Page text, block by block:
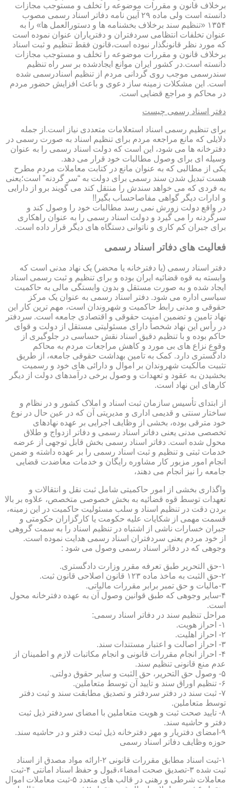
برخلاف قانون و مقررات موضوعه را تخلف و مستوجب مجازات
دانسته است ولی ماده ۲۹ آیین نامه دفاتر اسناد رسمی مصوب
۱۳۵۴ «تنظیم سند برخلاف بخشنامه ها و دستورالعمل ها» را به
عنوان تخلفات انتظامی سردفتران و دفتریاران عنوان نموده است
که مورد نظر قانونگذار نبوده است،قانون فقط تنظیم و ثبت اسناد
برخلاف قانون و مقررات موضوعه را تخلف و مستوجب مجازات
دانسته است.در کشور ایران موانع ایجادشده بر سر راه تنظیم
سندرسمی موجب روی گردانی مردم از تنظیم اسنادرسمی شده
است. این مشکلات زمینه ساز دعوی و باعث افزایش حضور مردم
در محاکم و مراجع قضایی است.
دفتر اسناد رسمی چیست
برای تنظیم رسمی اسناد استعلامات متعددی نیاز است.از جمله
دلایلی که مانع مراجعه مردم برای تنظیم اسناد به صورت رسمی در
دفترخانه ها می شود، این است که دولت اسناد رسمی را به عنوان
وسیله ای برای وصول مطالبات خود قرار می دهد.
یکی از مطالبی که به عنوان مانع در کتابت معاملات مردم مطرح
هست تبدیل شدن سند رسمی برای دولت به “سر گردنه” است؛یعنی
به فردی که می خواهد سندش را منتقل کند می گویند برو از دارایی
و ادارات دیگر گواهی مفاصاحساب بگیر!!
در واقع دولت زورش نمی رسد مطالبات خود را وصول کند و
سرگردنه را می گیرد و دولت اسناد رسمی را به عنوان راهکاری
برای جبران کم کاری و ناتوانی دستگاه های دیگر قرار داده است.
فعالیت های دفاتر اسناد رسمی
دفتر اسناد رسمی (یا دفترخانه یا محضر) یک نهاد مدنی است که
وابسته به قوه قضائیه ایران بوده و برای تنظیم و ثبت رسمی اسناد
ایجاد شده و به صورت مستقل و بدون وابستگی مالی به حاکمیت
سیاسی اداره می شود. دفتر اسناد رسمی به عنوان یک مرکز
حقوقی و مدنی رابط حاکمیت و شهروندان است، مهم ترین کار این
نهاد تامین و تضمین امنیت حقوقی و اقتصادی جامعه است. سردفتر
در رأس این نهاد شخصاً دارای مسئولیتی مستقل از دولت و قوای
حاکم بوده و با تنظیم دقیق اسناد نقش حساسی در جلوگیری از
وقوع نزاع های بی مورد و کاهش مراجعات مردم به محاکم
دادگستری دارد. کمک به تامین بهداشت حقوقی جامعه، از طریق
تثبیت مالکیت شهروندان بر اموال و دارائی های خود و رسمیت
بخشیدن به عقود و تعهدات و وصول برخی درآمدهای دولت از دیگر
کارهای این نهاد است.
از ابتدای تأسیس سازمان ثبت اسناد و املاک کشور و در نظام و
ساختار سنتی و قدیمی اداری و مدیریتی آن که در عین حال در نوع
خود مترقی بوده، بخشی از وظایف اجرایی بر عهده نهادهای
تخصصی مدنی یعنی دفاتر اسناد رسمی و دفاتر ازدواج و طلاق
محول شده است. دفاتر اسناد رسمی بخش قابل توجهی از عرضه
خدمات ثبتی و تنظیم و ثبت اسناد رسمی را بر عهده داشته و ضمن
انجام امور مزبور کار مشاوره رایگان و خدمات معاضدت قضایی
جامعه را نیز انجام می دهند،
واگذاری بخشی از امور حاکمیتی شامل ثبت نقل و انتقالات و
تعهدات توسط قوه قضائیه به بخش خصوصی متخصص، علاوه بر بالا
بردن دقت در تنظیم اسناد و سلب مسئولیت حاکمیت در این زمینه،
قسمت مهمی از شکایات علیه حکومت یا کارگزاران حکومتی و
جبران خسارات ناشی از اشتباه در تنظیم اسناد را به سمت گروهی
از خود مردم یعنی سردفتران اسناد رسمی هدایت نموده است.
وجوهی که در دفاتر اسناد رسمی وصول می شود :
۱-حق التحریر طبق تعرفه مقرر وزارت دادگستری.
۲-حق الثبت به ماخذ ماده ۱۲۳ قانون اصلاحی قانون ثبت.
۳-مالیات و حق تمبر برابر مقررات مالیاتی.
۴-سایر وجوهی که طبق قوانین وصول آن به عهده دفترخانه محول
است.
مراحل تنظیم سند در دفاتر اسناد رسمی:
۱- احراز هویت.
۲- احراز اهلیت.
۳- احراز اصالت و اعتبار مستندات سند.
۴- احراز انجام مقررات قانونی و انجام مکاتبات لازم و اطمینان از
عدم منع قانونی تنظیم سند.
۵- وصول حق التحریر، حق الثبت و سایر حقوق دولتی.
۶- تنظیم اوراق سند و تایید آن توسط متعاملین.
۷- ثبت سند در دفتر سردفتر و تصدیق مطابقت سند و ثبت دفتر
توسط متعاملین.
۸- تایید صحت ثبت و هویت متعاملین با امضای سردفتر ذیل ثبت
دفتر و حاشیه سند.
۹-امضای دفتریار و مهر دفترخانه ذیل ثبت دفتر و در حاشیه سند.
حوزه وظایف دفاتر اسناد رسمی
۱-ثبت اسناد مطابق مقررات قانونی ۲-ارائه مواد مصدق از اسناد
ثبت شده ۳-تصدیق صحت امضاء،قبول و حفظ اسناد امانتی ۴-ثبت
معاملات شرطی و رهنی در قالب های متعدد ۵-ثبت معاملات اموال